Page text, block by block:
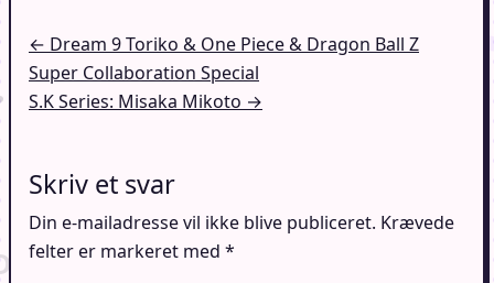
Indlægsnavigation
← Dream 9 Toriko & One Piece & Dragon Ball Z
Super Collaboration Special
S.K Series: Misaka Mikoto →
Skriv et svar
Din e-mailadresse vil ikke blive publiceret. Krævede
felter er markeret med *